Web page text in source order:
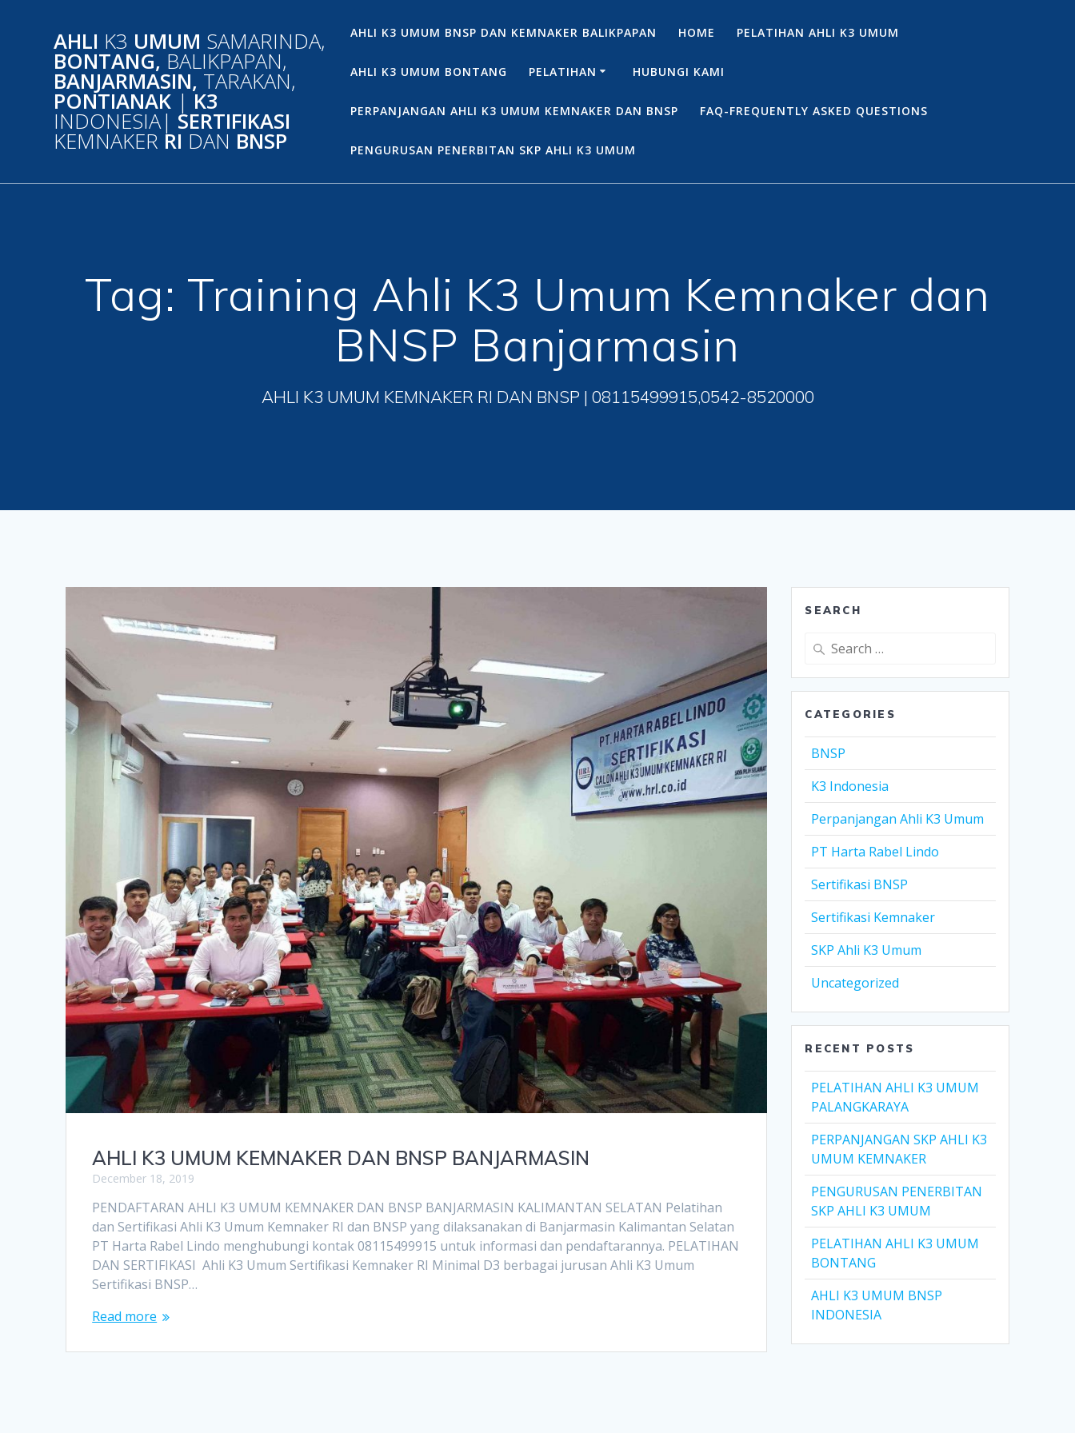
AHLI K3 UMUM SAMARINDA,
BONTANG, BALIKPAPAN,
BANJARMASIN, TARAKAN,
PONTIANAK | K3
INDONESIA| SERTIFIKASI
KEMNAKER RI DAN BNSP
AHLI K3 UMUM BNSP DAN KEMNAKER BALIKPAPAN HOME PELATIHAN AHLI K3 UMUM
AHLI K3 UMUM BONTANG PELATIHAN HUBUNGI KAMI
PERPANJANGAN AHLI K3 UMUM KEMNAKER DAN BNSP FAQ-FREQUENTLY ASKED QUESTIONS
PENGURUSAN PENERBITAN SKP AHLI K3 UMUM
Tag: Training Ahli K3 Umum Kemnaker dan
BNSP Banjarmasin
AHLI K3 UMUM KEMNAKER RI DAN BNSP | 08115499915,0542-8520000
AHLI K3 UMUM KEMNAKER DAN BNSP BANJARMASIN
December 18, 2019
PENDAFTARAN AHLI K3 UMUM KEMNAKER DAN BNSP BANJARMASIN KALIMANTAN SELATAN Pelatihan
dan Sertifikasi Ahli K3 Umum Kemnaker RI dan BNSP yang dilaksanakan di Banjarmasin Kalimantan Selatan
PT Harta Rabel Lindo menghubungi kontak 08115499915 untuk informasi dan pendaftarannya. PELATIHAN
DAN SERTIFIKASI Ahli K3 Umum Sertifikasi Kemnaker RI Minimal D3 berbagai jurusan Ahli K3 Umum
Sertifikasi BNSP…
Read more
SEARCH
Search
CATEGORIES
BNSP
K3 Indonesia
Perpanjangan Ahli K3 Umum
PT Harta Rabel Lindo
Sertifikasi BNSP
Sertifikasi Kemnaker
SKP Ahli K3 Umum
Uncategorized
RECENT POSTS
PELATIHAN AHLI K3 UMUM
PALANGKARAYA
PERPANJANGAN SKP AHLI K3
UMUM KEMNAKER
PENGURUSAN PENERBITAN
SKP AHLI K3 UMUM
PELATIHAN AHLI K3 UMUM
BONTANG
AHLI K3 UMUM BNSP
INDONESIA